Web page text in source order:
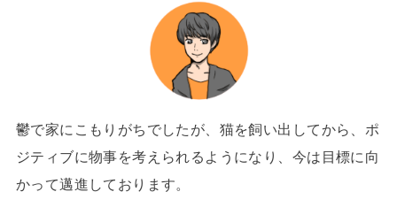
鬱で家にこもりがちでしたが、猫を飼い出してから、ポ
ジティブに物事を考えられるようになり、今は目標に向
かって邁進しております。